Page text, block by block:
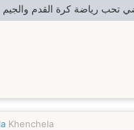
تحب رياضة كرة القدم والجيم
Khenchela